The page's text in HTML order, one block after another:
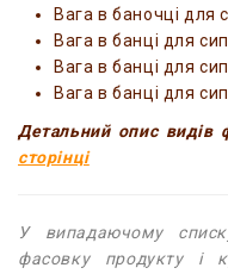
Вага в баночці для
Вага в банці для
Вага в банці для
Вага в банці для
Детальний опис видів
сторінці
У випадаючому
фасовку продукту і